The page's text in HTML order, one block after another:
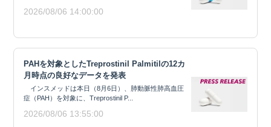
2026/08/06 14:00:00
PAHを対象としたTreprostinil Palmitilの12カ
月時点の良好なデータを発表
インスメッドは本日（8月6日）、肺動脈性肺高血圧
症（PAH）を対象に、Treprostinil P...
2026/08/06 13:55:00